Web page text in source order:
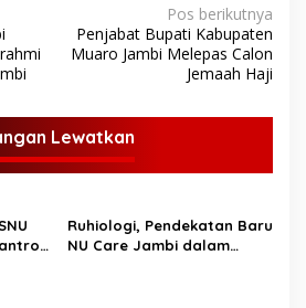
Pos berikutnya
Penjabat Bupati Kabupaten
Muaro Jambi Melepas Calon
Jemaah Haji
Lewatkan
Ruhiologi, Pendekatan Baru
NU Care Jambi dalam